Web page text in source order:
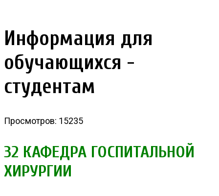
Информация для
обучающихся -
студентам
Просмотров: 15235
32 КАФЕДРА ГОСПИТАЛЬНОЙ
ХИРУРГИИ